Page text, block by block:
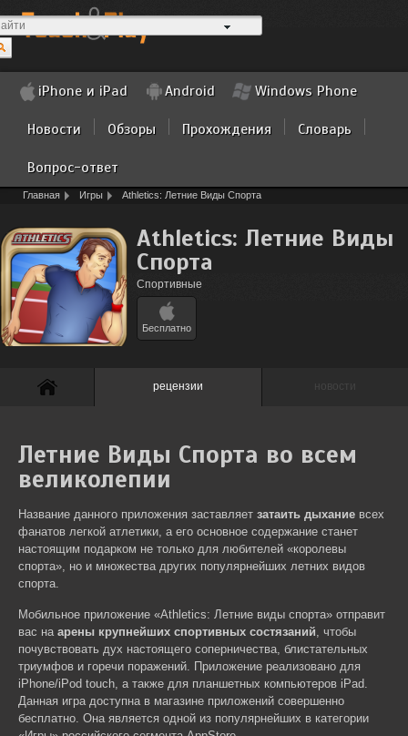
iPhone и iPad Android Windows Phone
Новости Обзоры Прохождения Словарь
Вопрос-ответ
Главная Игры Athletics: Летние Виды Спорта
Athletics: Летние Виды
Спорта
Спортивные
Бесплатно
рецензии новости
Летние Виды Спорта во всем
великолепии
Название данного приложения заставляет затаить дыхание всех
фанатов легкой атлетики, а его основное содержание станет
настоящим подарком не только для любителей «королевы
спорта», но и множества других популярнейших летних видов
спорта.
Мобильное приложение «Athletics: Летние виды спорта» отправит
вас на арены крупнейших спортивных состязаний, чтобы
почувствовать дух настоящего соперничества, блистательных
триумфов и горечи поражений. Приложение реализовано для
iPhone/iPod touch, а также для планшетных компьютеров iPad.
Данная игра доступна в магазине приложений совершенно
бесплатно. Она является одной из популярнейших в категории